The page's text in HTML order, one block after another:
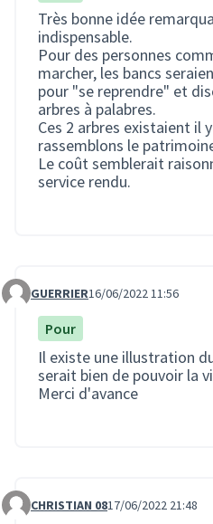
Très bonne idée
indispensable.
Pour des personnes
marcher, les bancs
pour "se reprendre" et
arbres à palabres.
Ces 2 arbres existaient il
rassemblons le
Le coût semblerait
service rendu.
Commentaire 1474
GUERRIER16/06/2022 11:56
Pour
Il existe une illustration
serait bien de pouvoir la
Merci d'avance
Commentaire 1592
CHRISTIAN 0817/06/2022 21:48